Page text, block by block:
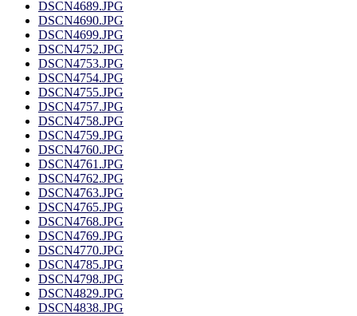
DSCN4689.JPG
DSCN4690.JPG
DSCN4699.JPG
DSCN4752.JPG
DSCN4753.JPG
DSCN4754.JPG
DSCN4755.JPG
DSCN4757.JPG
DSCN4758.JPG
DSCN4759.JPG
DSCN4760.JPG
DSCN4761.JPG
DSCN4762.JPG
DSCN4763.JPG
DSCN4765.JPG
DSCN4768.JPG
DSCN4769.JPG
DSCN4770.JPG
DSCN4785.JPG
DSCN4798.JPG
DSCN4829.JPG
DSCN4838.JPG